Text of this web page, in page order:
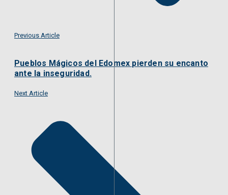
Previous Article
Pueblos Mágicos del Edomex pierden su encanto
ante la inseguridad.
Next Article